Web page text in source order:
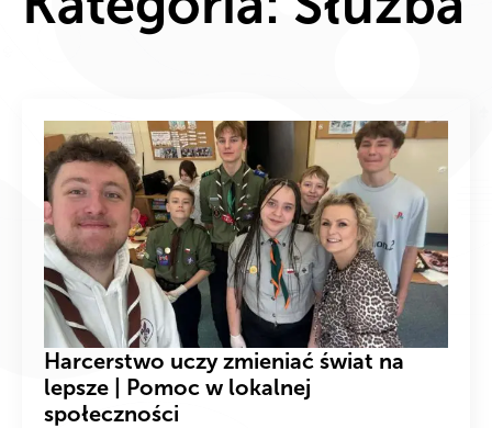
Harcerstwo uczy zmieniać świat na
lepsze | Pomoc w lokalnej
społeczności